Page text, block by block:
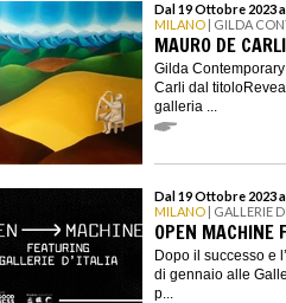
Dal 19 Ottobre 2023
MILANO | GILDA
MAURO DE
Gilda
Carli dal
galleria ...
Dal 19 Ottobre 2023
MILANO | GALLERIE
OPEN MACHINE
Dopo il successo e
di gennaio alle
p...